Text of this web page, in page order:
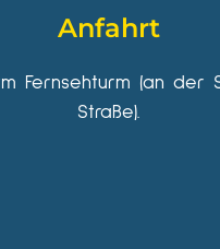
Anfahrt
Fernsehturm (an der
Straße).